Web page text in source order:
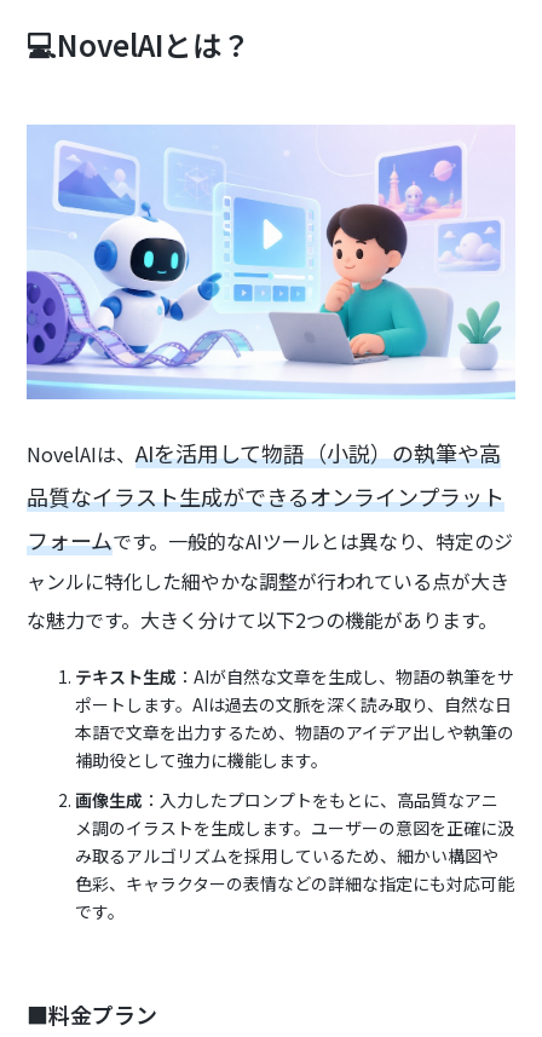
💻NovelAIとは？
NovelAIは、AIを活用して物語（小説）の執筆や高
品質なイラスト生成ができるオンラインプラット
フォームです。一般的なAIツールとは異なり、特定のジ
ャンルに特化した細やかな調整が行われている点が大き
な魅力です。大きく分けて以下2つの機能があります。
テキスト生成 ：AIが自然な文章を生成し、物語の執筆をサ
ポートします。AIは過去の文脈を深く読み取り、自然な日
本語で文章を出力するため、物語のアイデア出しや執筆の
補助役として強力に機能します。
画像生成 ：入力したプロンプトをもとに、高品質なアニ
メ調のイラストを生成します。ユーザーの意図を正確に汲
み取るアルゴリズムを採用しているため、細かい構図や
色彩、キャラクターの表情などの詳細な指定にも対応可能
です。
■料金プラン